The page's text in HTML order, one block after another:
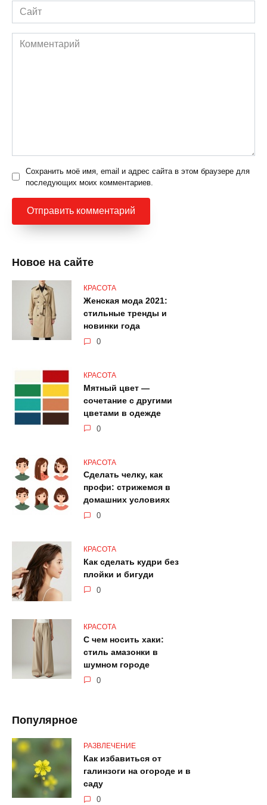
Сайт
Комментарий
Сохранить моё имя, email и адрес сайта в этом браузере для
последующих моих комментариев.
Новое на сайте
КРАСОТА
Женская мода 2021:
стильные тренды и
новинки года
0
КРАСОТА
Мятный цвет —
сочетание с другими
цветами в одежде
0
КРАСОТА
Сделать челку, как
профи: стрижемся в
домашних условиях
0
КРАСОТА
Как сделать кудри без
плойки и бигуди
0
КРАСОТА
С чем носить хаки:
стиль амазонки в
шумном городе
0
Популярное
РАЗВЛЕЧЕНИЕ
Как избавиться от
галинзоги на огороде и в
саду
0